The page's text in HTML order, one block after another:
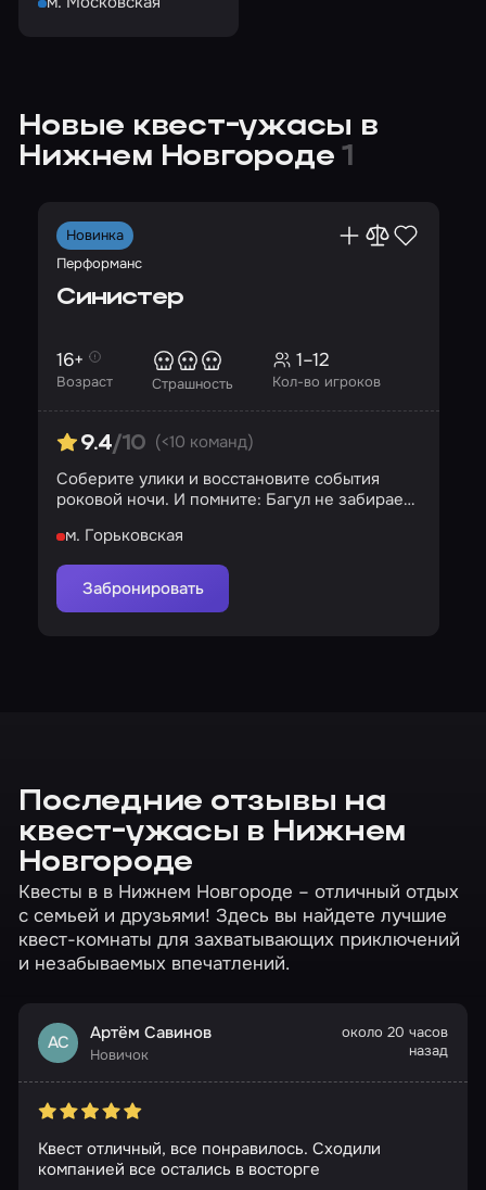
Новые квест-ужасы в
Нижнем Новгороде1
Новинка
Перформанс
Синистер
Возраст
16+
Страшность Кол-во игроков
1–12
9.4/10 (<10 команд)
Соберите улики и восстановите события
роковой ночи. И помните: Багул не забирает
м. Горьковская
Забронировать
Последние отзывы на
квест-ужасы в Нижнем
Новгороде
Квесты в в Нижнем Новгороде – отличный отдых
с семьей и друзьями! Здесь вы найдете лучшие
квест-комнаты для захватывающих приключений
и незабываемых впечатлений.
АС Артём Савинов
Новичок
около 20 часов
назад
Квест отличный, все понравилось. Сходили
компанией все остались в восторге